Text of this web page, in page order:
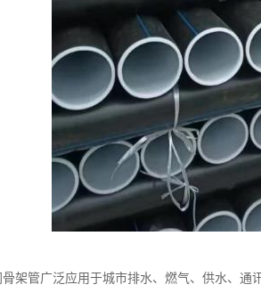
骨架管广泛应用于城市排水、燃气、供水、